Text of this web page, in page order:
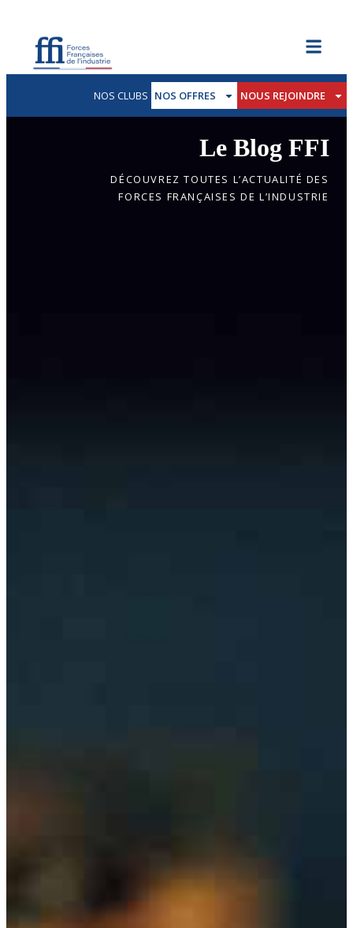
NOS CLUBS NOS OFFRES NOUS REJOINDRE
Le Blog FFI
DÉCOUVREZ TOUTES L’ACTUALITÉ DES
FORCES FRANÇAISES DE L’INDUSTRIE